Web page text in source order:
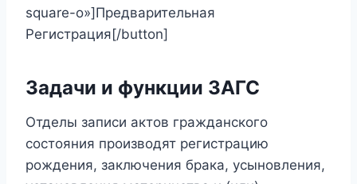
square-o»]Предварительная
Регистрация[/button]
Задачи и функции ЗАГС
Отделы записи актов гражданского
состояния производят регистрацию
рождения, заключения брака, усыновления,